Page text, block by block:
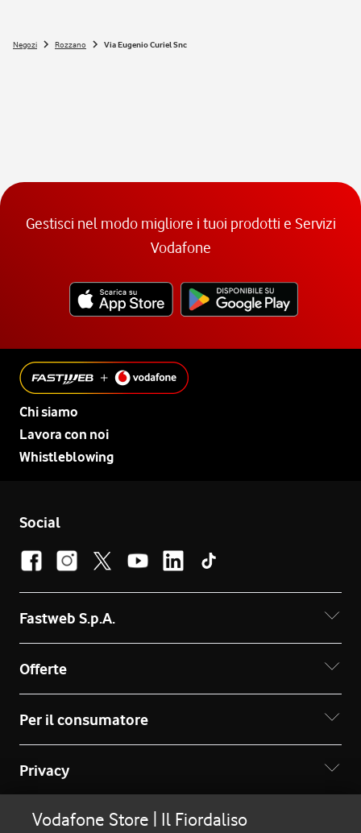
Vodafone Store | Il Fiordaliso
Negozi Rozzano Via Eugenio Curiel Snc
Gestisci nel modo migliore i tuoi prodotti e Servizi
Vodafone
Chi siamo
Lavora con noi
Whistleblowing
Social
Fastweb S.p.A.
Offerte
Per il consumatore
Privacy
© Copyright 2026 - Ragione sociale: Fastweb S.p.A. -